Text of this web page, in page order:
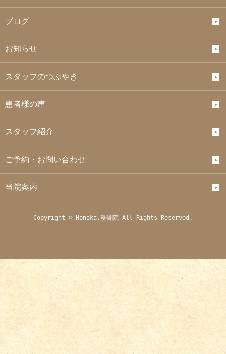
ブログ
お知らせ
スタッフのつぶやき
患者様の声
スタッフ紹介
ご予約・お問い合わせ
当院案内
Copyright © Honoka.整骨院 All Rights Reserved.